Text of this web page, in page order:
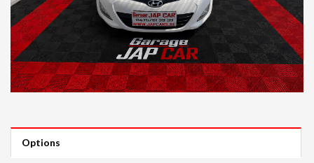
Options